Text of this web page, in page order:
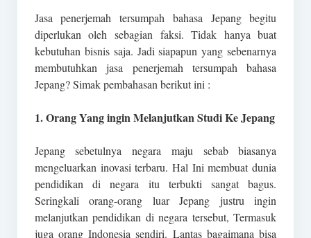
Jasa penerjemah tersumpah bahasa Jepang begitu
diperlukan oleh sebagian faksi. Tidak hanya buat
kebutuhan bisnis saja. Jadi siapapun yang sebenarnya
membutuhkan jasa penerjemah tersumpah bahasa
Jepang? Simak pembahasan berikut ini :
1. Orang Yang ingin Melanjutkan Studi Ke Jepang
Jepang sebetulnya negara maju sebab biasanya
mengeluarkan inovasi terbaru. Hal Ini membuat dunia
pendidikan di negara itu terbukti sangat bagus.
Seringkali orang-orang luar Jepang justru ingin
melanjutkan pendidikan di negara tersebut, Termasuk
juga orang Indonesia sendiri. Lantas bagaimana bisa